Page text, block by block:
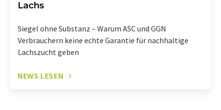
Lachs
Siegel ohne Substanz – Warum ASC und GGN
Verbrauchern keine echte Garantie für nachhaltige
Lachszucht geben
NEWS LESEN